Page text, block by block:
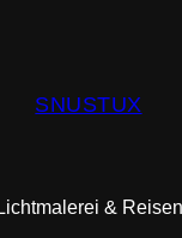
SNUSTUX
Lichtmalerei & Reisen